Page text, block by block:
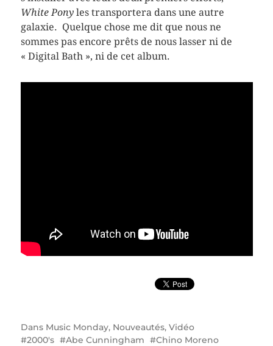
White Ponyles transportera dans une autre
galaxie. Quelque chose me dit que nous ne
sommes pas encore prêts de nous lasser ni de
« Digital Bath », ni de cet album.
Dans Music Monday, Nouveautés, Vidéo
2000's
Abe Cunningham
Chino Moreno